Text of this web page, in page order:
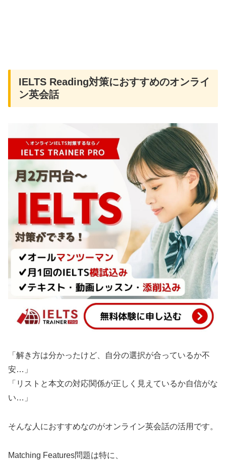
IELTS Reading対策におすすめのオンライ
ン英会話
「解き方は分かったけど、自分の選択が合っているか不
安…」
「リストと本文の対応関係が正しく見えているか自信がな
い…」
そんな人におすすめなのがオンライン英会話の活用です。
Matching Features問題は特に、